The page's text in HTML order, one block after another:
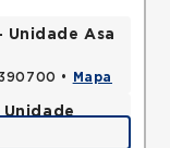
Unidade Asa
• Mapa
Unidade